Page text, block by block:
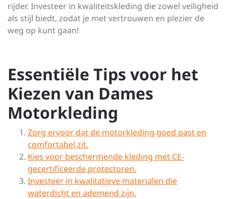
rijder. Investeer in kwaliteitskleding die zowel veiligheid
als stijl biedt, zodat je met vertrouwen en plezier de
weg op kunt gaan!
Essentiële Tips voor het
Kiezen van Dames
Motorkleding
Zorg ervoor dat de motorkleding goed past en
comfortabel zit.
Kies voor beschermende kleding met CE-
gecertificeerde protectoren.
Investeer in kwalitatieve materialen die
waterdicht en ademend zijn.